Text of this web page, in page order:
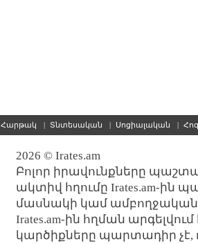
Հարթակ | Տնտեսական | Սոցիալական |
2026 © Irates.am
Բոլոր իրավունքները
ակտիվ հղումը Irates.am-ին
մասնակի կամ ամբողջական
Irates.am-ին հղման
կարծիքները պարտադիր չէ,